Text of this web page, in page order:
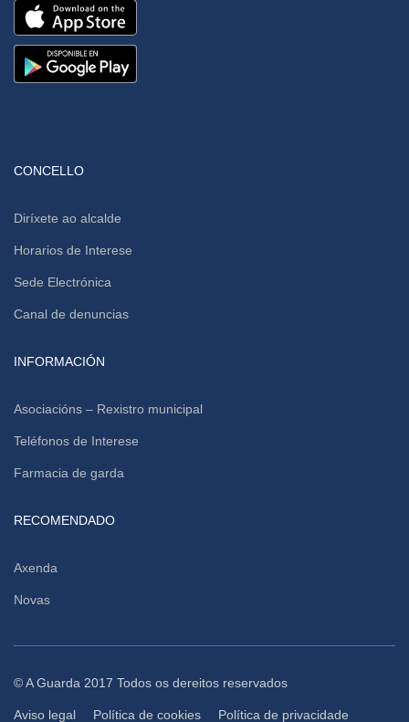
CONCELLO
Diríxete ao alcalde
Horarios de Interese
Sede Electrónica
Canal de denuncias
INFORMACIÓN
Asociacións – Rexistro municipal
Teléfonos de Interese
Farmacia de garda
RECOMENDADO
Axenda
Novas
© A Guarda 2017 Todos os dereitos reservados
Aviso legal Política de cookies Política de privacidade